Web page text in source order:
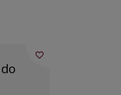
favorite_border